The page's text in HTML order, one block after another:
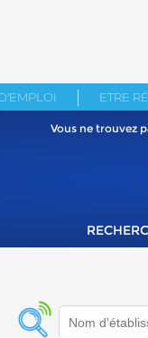
ETRE
Vous ne trouvez